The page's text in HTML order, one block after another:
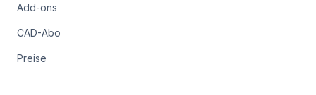
Add-ons
CAD-Abo
Preise